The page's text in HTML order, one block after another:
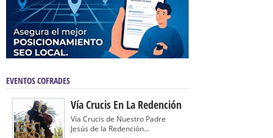
EVENTOS COFRADES
Vía Crucis En La Redención
Vía Crucis de Nuestro Padre
Jesús de la Redención...